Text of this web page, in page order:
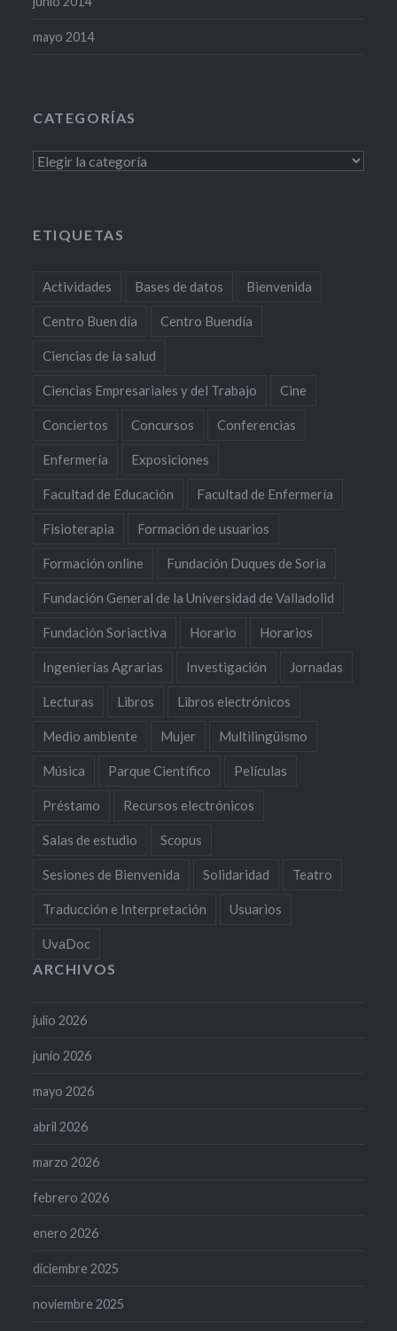
mayo 2014
CATEGORÍAS
Categorías
ETIQUETAS
Actividades Bases de datos Bienvenida
Centro Buen día Centro Buendía
Ciencias de la salud
Ciencias Empresariales y del Trabajo Cine
Conciertos Concursos Conferencias
Enfermería Exposiciones
Facultad de Educación Facultad de Enfermería
Fisioterapia Formación de usuarios
Formación online Fundación Duques de Soria
Fundación General de la Universidad de Valladolid
Fundación Soriactiva Horario Horarios
Ingenierías Agrarias Investigación Jornadas
Lecturas Libros Libros electrónicos
Medio ambiente Mujer Multilingüismo
Música Parque Científico Películas
Préstamo Recursos electrónicos
Salas de estudio Scopus
Sesiones de Bienvenida Solidaridad Teatro
Traducción e Interpretación Usuarios
UvaDoc
ARCHIVOS
julio 2026
junio 2026
mayo 2026
abril 2026
marzo 2026
febrero 2026
enero 2026
diciembre 2025
noviembre 2025